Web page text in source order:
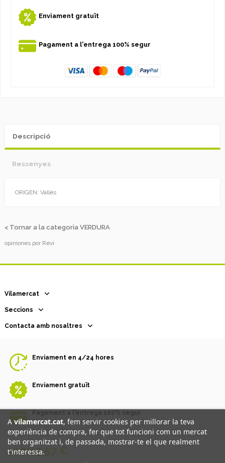
preu 3,57 €
Enviament gratuït
Pagament a l'entrega 100% segur
Descripció
Ressenyes
ORIGEN: Vallès
< Tornar a la categoria VERDURA
opiniones por Revi
Vilamercat
Seccions
Contacta amb nosaltres
A vilamercat.cat, fem servir cookies per millorar la teva
experiència de compra, fer que tot funcioni com un mercat
ben organitzat i, de passada, mostrar-te el que realment
t'interessa.
Enviament en 4/24 hores
Enviament gratuït
Pagament a l'entrega 100% segur
Promou i finança: la Generalitat de Catalunya - Departament